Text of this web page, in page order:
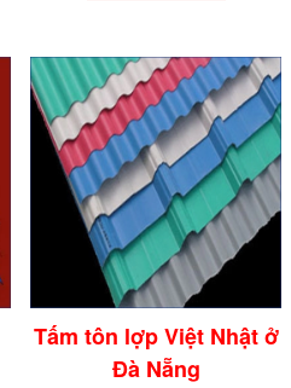
Tấm tôn lợp Việt Nhật ở
Đà Nẵng